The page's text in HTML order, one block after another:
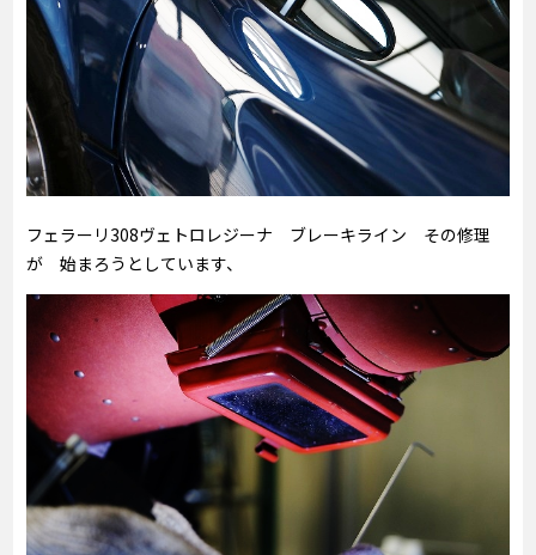
フェラーリ308ヴェトロレジーナ ブレーキライン その修理
が 始まろうとしています、